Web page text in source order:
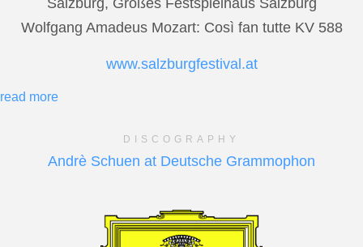
Salzburg, Großes Festspielhaus Salzburg
Wolfgang Amadeus Mozart: Così fan tutte KV 588
www.salzburgfestival.at
read more
DISCOGRAPHY
Andrè Schuen at Deutsche Grammophon